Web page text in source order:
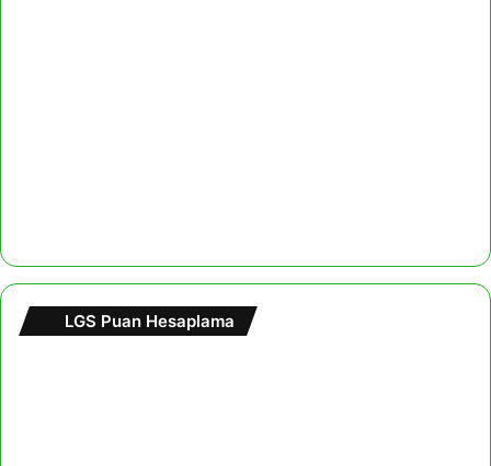
LGS Puan Hesaplama